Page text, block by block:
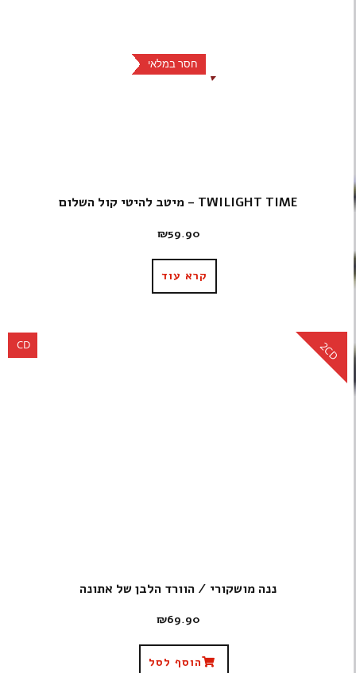
חסר במלאי
TWILIGHT TIME – מיטב להיטי קול השלום
₪59.90
קרא עוד
CD 2CD
ננה מושקורי / הוורד הלבן של אתונה
₪69.90
הוסף לסל